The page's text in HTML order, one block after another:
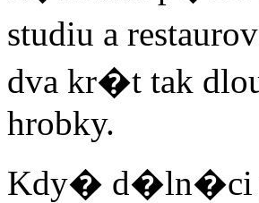
studiu a
dva kr�t tak
hrobky.
Kdy� d�ln�ci